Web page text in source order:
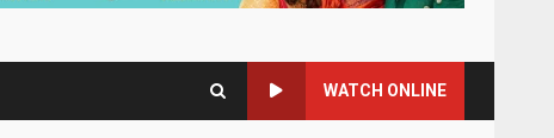
WATCH ONLINE